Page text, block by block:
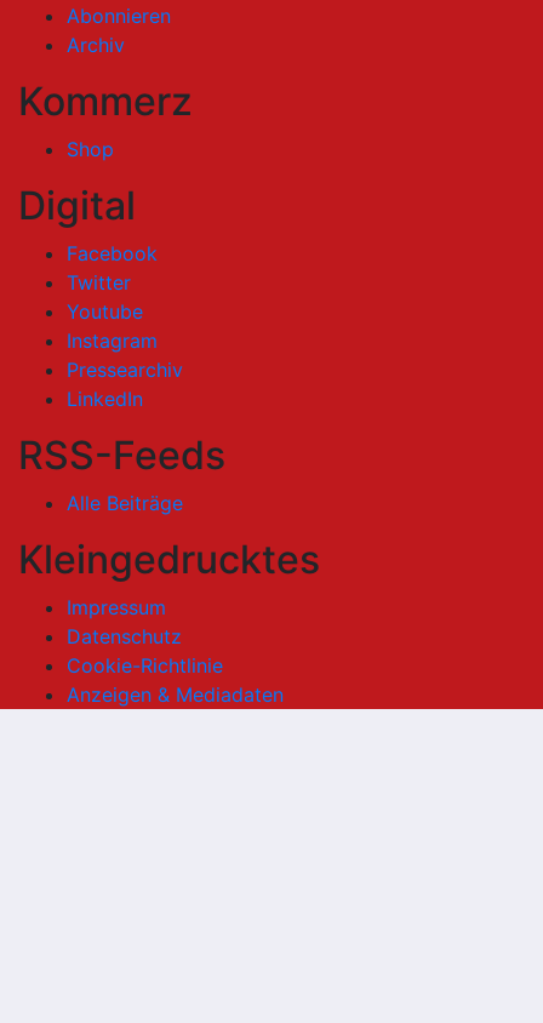
Abonnieren
Archiv
Kommerz
Shop
Digital
Facebook
Twitter
Youtube
Instagram
Pressearchiv
LinkedIn
RSS-Feeds
Alle Beiträge
Kleingedrucktes
Impressum
Datenschutz
Cookie-Richtlinie
Anzeigen & Mediadaten